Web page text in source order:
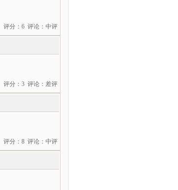
评分：6 评论：中评
评分：3 评论：差评
评分：8 评论：中评